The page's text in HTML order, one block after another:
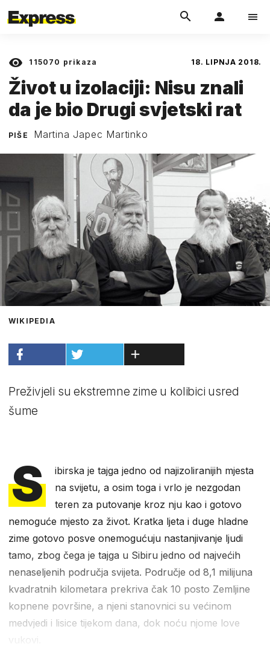
115070 prikaza 18. LIPNJA 2018.
Život u izolaciji: Nisu znali
da je bio Drugi svjetski rat
PIŠE Martina Japec Martinko
WIKIPEDIA
Preživjeli su ekstremne zime u kolibici usred
šume
S
ibirska je tajga jedno od najizoliranijih mjesta
na svijetu, a osim toga i vrlo je nezgodan
teren za putovanje kroz nju kao i gotovo
nemoguće mjesto za život. Kratka ljeta i duge hladne
zime gotovo posve onemogućuju nastanjivanje ljudi
tamo, zbog čega je tajga u Sibiru jedno od najvećih
nenaseljenih područja svijeta. Područje od 8,1 milijuna
kvadratnih kilometara prekriva čak 10 posto Zemljine
kopnene površine, a njeni stanovnici su većinom
medvjedi i lisice tijekom dana, dok noću njome love
vukovi.